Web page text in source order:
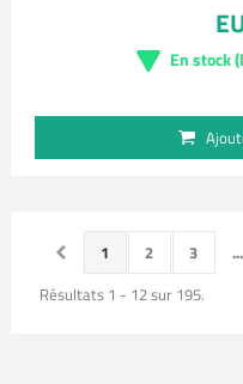
En stock
1 2 3 ...
Résultats 1 - 12 sur 195.